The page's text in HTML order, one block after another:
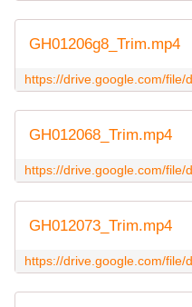
GH01206g8_Trim.mp4
GH012068_Trim.mp4
GH012073_Trim.mp4